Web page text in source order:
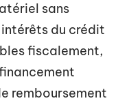
sans
du crédit
fiscalement,
remboursement